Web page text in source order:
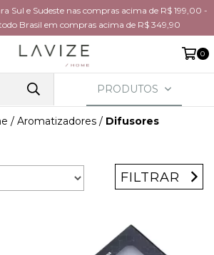
Sul e Sudeste nas compras acima de R$ 199,00 -
Brasil em compras acima de R$ 349,90
0
PRODUTOS
/ Aromatizadores / Difusores
FILTRAR